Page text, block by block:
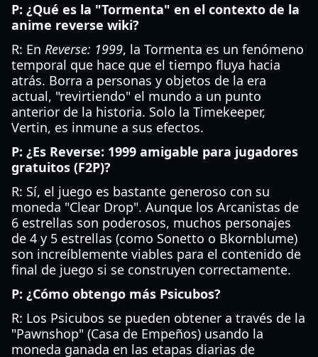
P: ¿Qué es la "Tormenta" en el contexto de la
anime reverse wiki?
R: En Reverse: 1999, la Tormenta es un fenómeno
temporal que hace que el tiempo fluya hacia
atrás. Borra a personas y objetos de la era
actual, "revirtiendo" el mundo a un punto
anterior de la historia. Solo la Timekeeper,
Vertin, es inmune a sus efectos.
P: ¿Es Reverse: 1999 amigable para jugadores
gratuitos (F2P)?
R: Sí, el juego es bastante generoso con su
moneda "Clear Drop". Aunque los Arcanistas de
6 estrellas son poderosos, muchos personajes
de 4 y 5 estrellas (como Sonetto o Bkornblume)
son increíblemente viables para el contenido de
final de juego si se construyen correctamente.
P: ¿Cómo obtengo más Psicubos?
R: Los Psicubos se pueden obtener a través de la
"Pawnshop" (Casa de Empeños) usando la
moneda ganada en las etapas diarias de